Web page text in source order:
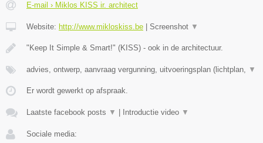
E-mail › Miklos KISS ir. architect
Website: http://www.mikloskiss.be Screenshot ▼
"Keep It Simple & Smart!" (KISS) - ook in de architectuur.
advies, ontwerp, aanvraag vergunning, uitvoeringsplan (lichtplan, ▼
Er wordt gewerkt op afspraak.
Laatste facebook posts ▼ Introductie video ▼
Sociale media: